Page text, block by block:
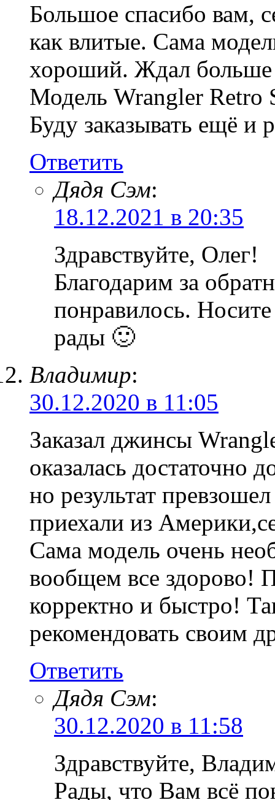
Большое спасибо вам,
как влитые. Сама
хороший. Ждал больше
Модель Wrangler
Буду заказывать ещё и
Ответить
Дядя Сэм:
18.12.2021 в 20:35
Здравствуйте, Олег!
Благодарим за
понравилось.
рады 🙂
Владимир:
30.12.2020 в 11:05
Заказал джинсы
оказалась достаточно
но результат
приехали из
Сама модель очень
вообщем все здорово!
корректно и быстро!
рекомендовать своим
Ответить
Дядя Сэм:
30.12.2020 в 11:58
Здравствуйте,
Рады, что Вам всё